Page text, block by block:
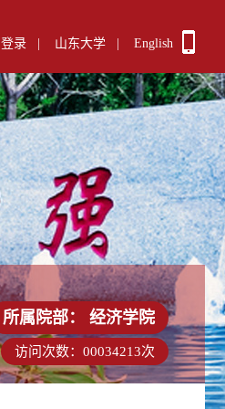
登录 山东大学 English
所属院部： 经济学院
访问次数： 00034213次